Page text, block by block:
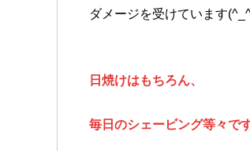
ダメージを受けています
日焼けはもちろん、
毎日のシェービング等々で